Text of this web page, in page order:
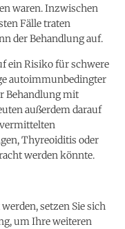
waren. Inzwischen
Fälle traten
der Behandlung auf.
ein Risiko für schwere
autoimmunbedingter
Behandlung mit
außerdem darauf
Thyreoiditis oder
werden könnte.
setzen Sie sich
um Ihre weiteren